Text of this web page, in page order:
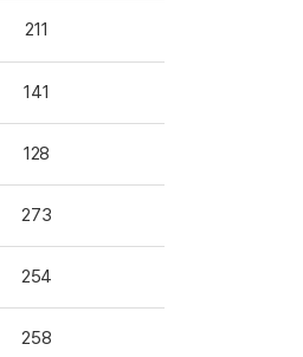
211
141
128
273
254
258